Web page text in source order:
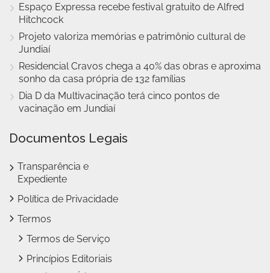
Espaço Expressa recebe festival gratuito de Alfred
Hitchcock
Projeto valoriza memórias e patrimônio cultural de
Jundiaí
Residencial Cravos chega a 40% das obras e aproxima
sonho da casa própria de 132 famílias
Dia D da Multivacinação terá cinco pontos de
vacinação em Jundiaí
Documentos Legais
Transparência e
Expediente
Política de Privacidade
Termos
Termos de Serviço
Princípios Editoriais